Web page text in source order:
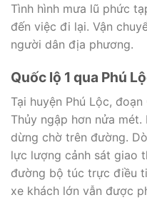
Tình hình mưa lũ phức
đến việc đi lại. Vận
người dân địa phương.
Quốc lộ 1 qua Phú
Tại huyện Phú Lộc,
Thủy ngập hơn nửa
dừng chờ trên đường.
lực lượng cảnh sát giao
đường bộ túc trực điều
xe khách lớn vẫn được